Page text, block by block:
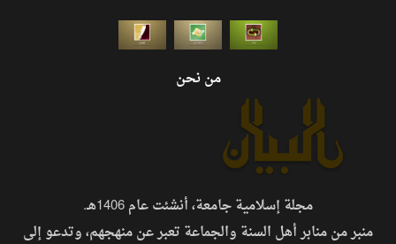
من نحن
مجلة إسلامية جامعة، أنشئت عام 1406هـ.
منبر من منابر أهل السنة والجماعة تعبر عن منهجهم، وتدعو إلى